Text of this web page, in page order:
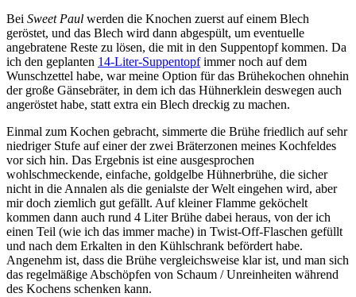
Bei Sweet Paul werden die Knochen zuerst auf einem Blech
geröstet, und das Blech wird dann abgespült, um eventuelle
angebratene Reste zu lösen, die mit in den Suppentopf kommen. Da
ich den geplanten 14-Liter-Suppentopfimmer noch auf dem
Wunschzettel habe, war meine Option für das Brühekochen ohnehin
der große Gänsebräter, in dem ich das Hühnerklein deswegen auch
angeröstet habe, statt extra ein Blech dreckig zu machen.
Einmal zum Kochen gebracht, simmerte die Brühe friedlich auf sehr
niedriger Stufe auf einer der zwei Bräterzonen meines Kochfeldes
vor sich hin. Das Ergebnis ist eine ausgesprochen
wohlschmeckende, einfache, goldgelbe Hühnerbrühe, die sicher
nicht in die Annalen als die genialste der Welt eingehen wird, aber
mir doch ziemlich gut gefällt. Auf kleiner Flamme geköchelt
kommen dann auch rund 4 Liter Brühe dabei heraus, von der ich
einen Teil (wie ich das immer mache) in Twist-Off-Flaschen gefüllt
und nach dem Erkalten in den Kühlschrank befördert habe.
Angenehm ist, dass die Brühe vergleichsweise klar ist, und man sich
das regelmäßige Abschöpfen von Schaum / Unreinheiten während
des Kochens schenken kann.